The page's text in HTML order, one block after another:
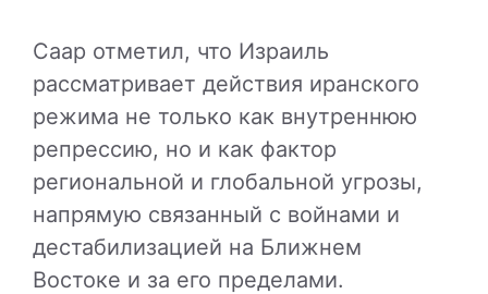
Саар отметил, что Израиль
рассматривает действия иранского
режима не только как внутреннюю
репрессию, но и как фактор
региональной и глобальной угрозы,
напрямую связанный с войнами и
дестабилизацией на Ближнем
Востоке и за его пределами.